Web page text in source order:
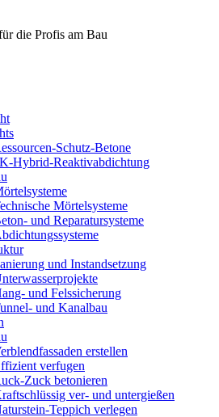
die Profis am Bau
Schutz-Betone
Hybrid-Reaktivab­dichtung
Mörtelsysteme
und Reparatursysteme
und Instandsetzung
und Felssicherung
und Kanalbau
erstellen
verfugen
Zuck betonieren
ver- und untergießen
Teppich verlegen